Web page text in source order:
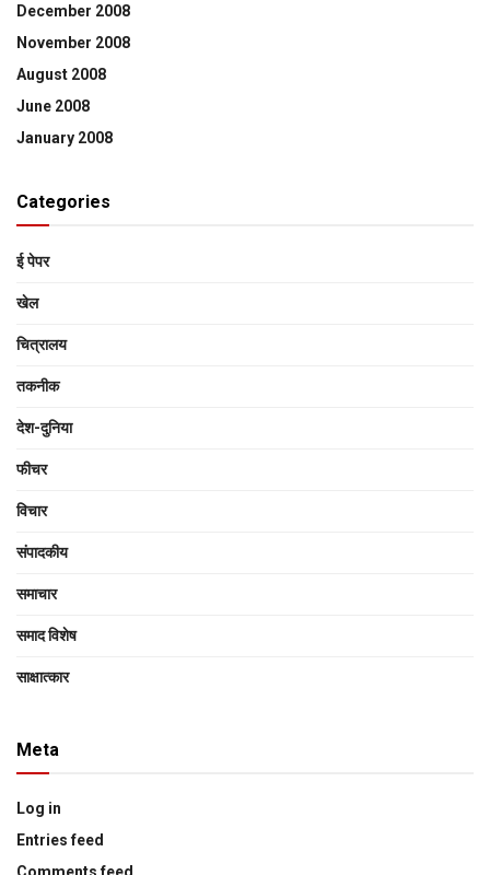
December 2008
November 2008
August 2008
June 2008
January 2008
Categories
ई पेपर
खेल
चित्रालय
तकनीक
देश-दुनिया
फीचर
विचार
संपादकीय
समाचार
समाद विशेष
साक्षात्‍कार
Meta
Log in
Entries feed
Comments feed